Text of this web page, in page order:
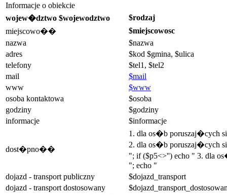
Informacje o obiekcie
wojew�dztwo $wojewodztwo
$rodzaj
miejscowo��
$miejscowosc
nazwa
$nazwa
adres
$kod $gmina, $ulica
telefony
$tel1, $tel2
mail
$mail
www
$www
osoba kontaktowa
$osoba
godziny
$godziny
informacje
$informacje
dost�pno��
1. dla os�b poruszaj�cych
2. dla os�b poruszaj�cych
"; if ($p5<>'') echo " 3. dla
"; echo "
dojazd - transport publiczny
$dojazd_transport
dojazd - transport dostosowany